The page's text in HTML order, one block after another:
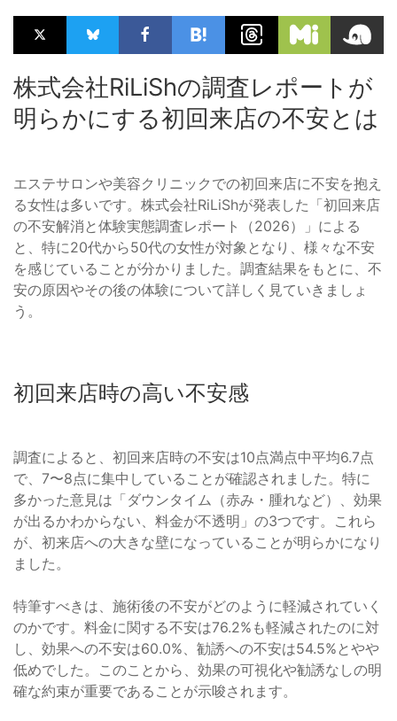
株式会社RiLiShの調査レポートが
明らかにする初回来店の不安とは
エステサロンや美容クリニックでの初回来店に不安を抱え
る女性は多いです。株式会社RiLiShが発表した「初回来店
の不安解消と体験実態調査レポート（2026）」による
と、特に20代から50代の女性が対象となり、様々な不安
を感じていることが分かりました。調査結果をもとに、不
安の原因やその後の体験について詳しく見ていきましょ
う。
初回来店時の高い不安感
調査によると、初回来店時の不安は10点満点中平均6.7点
で、7〜8点に集中していることが確認されました。特に
多かった意見は「ダウンタイム（赤み・腫れなど）、効果
が出るかわからない、料金が不透明」の3つです。これら
が、初来店への大きな壁になっていることが明らかになり
ました。
特筆すべきは、施術後の不安がどのように軽減されていく
のかです。料金に関する不安は76.2%も軽減されたのに対
し、効果への不安は60.0%、勧誘への不安は54.5%とやや
低めでした。このことから、効果の可視化や勧誘なしの明
確な約束が重要であることが示唆されます。